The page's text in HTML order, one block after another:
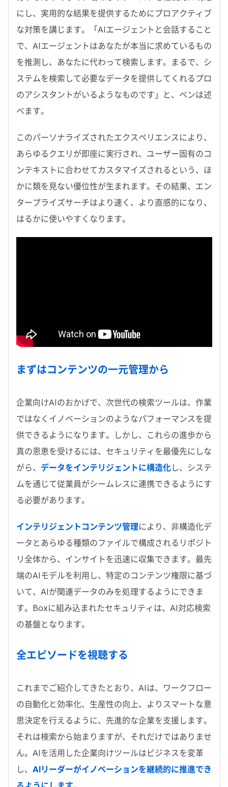
にし、実用的な結果を提供するためにプロアクティブ
な対策を講じます。「AIエージェントと会話すること
で、 AIエージェントはあなたが本当に求めているもの
を推測し、あなたに代わって検索します。まるで、シ
ステムを検索して必要なデータを提供してくれるプロ
のアシスタントがいるようなものです」と、ベンは述
べます。
このパーソナライズされたエクスペリエンスにより、
あらゆるクエリが即座に実行され、ユーザー固有のコ
ンテキストに合わせてカスタマイズされるという、ほ
かに類を見ない優位性が生まれます。その結果、エン
タープライズサーチはより速く、より直感的になり、
はるかに使いやすくなります。
まずはコンテンツの一元管理から
企業向けAIのおかげで、次世代の検索ツールは、作業
ではなくイノベーションのようなパフォーマンスを提
供できるようになります。しかし、これらの進歩から
真の恩恵を受けるには、セキュリティを最優先にしな
がら、 データをインテリジェントに構造化し、システ
ムを通じて従業員がシームレスに連携できるようにす
る必要があります。
インテリジェントコンテンツ管理により、非構造化デ
ータとあらゆる種類のファイルで構成されるリポジト
リ全体から、インサイトを迅速に収集できます。最先
端のAIモデルを利用し、特定のコンテンツ権限に基づ
いて、 AIが関連データのみを処理するようにできま
す。 Boxに組み込まれたセキュリティは、 AI対応検索
の基盤となります。
全エピソードを視聴する
これまでご紹介してきたとおり、 AI は、ワークフロー
の自動化と効率化、生産性の向上、よりスマートな意
思決定を行えるように、先進的な企業を支援します。
それは検索から始まりますが、それだけではありませ
ん。 AIを活用した企業向けツールはビジネスを変革
し、 AIリーダーがイノベーションを継続的に推進でき